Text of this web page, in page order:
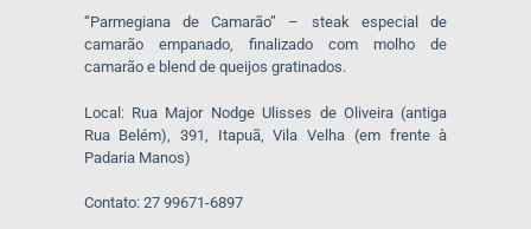
“Parmegiana de Camarão” – steak especial de
camarão empanado, finalizado com molho de
camarão e blend de queijos gratinados.
Local: Rua Major Nodge Ulisses de Oliveira (antiga
Rua Belém), 391, Itapuã, Vila Velha (em frente à
Padaria Manos)
Contato: 27 99671-6897